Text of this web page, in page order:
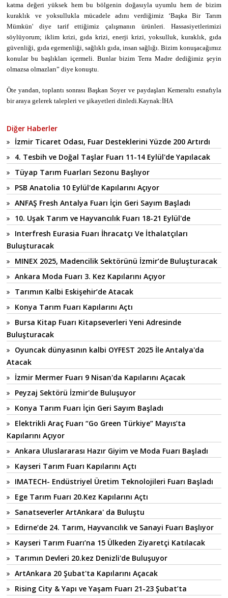
katma değeri yüksek hem bu bölgenin doğasıyla uyumlu hem de bizim
kuraklık ve yoksullukla mücadele adını verdiğimiz ‘Başka Bir Tarım
Mümkün' diye tarif ettiğimiz çalışmanın ürünleri. Hassasiyetlerimizi
söylüyorum; iklim krizi, gıda krizi, enerji krizi, yoksulluk, kuraklık, gıda
güvenliği, gıda egemenliği, sağlıklı gıda, insan sağlığı. Bizim konuşacağımız
konular bu başlıkları içermeli. Bunlar bizim Terra Madre dediğimiz şeyin
olmazsa olmazları” diye konuştu.
Öte yandan, toplantı sonrası Başkan Soyer ve paydaşları Kemeraltı esnafıyla
bir araya gelerek talepleri ve şikayetleri dinledi.Kaynak:İHA
Diğer Haberler
İzmir Ticaret Odası, Fuar Desteklerini Yüzde 200 Artırdı
4. Tesbih ve Doğal Taşlar Fuarı 11-14 Eylül'de Yapılacak
Tüyap Tarım Fuarları Sezonu Başlıyor
PSB Anatolia 10 Eylül'de Kapılarını Açıyor
ANFAŞ Fresh Antalya Fuarı İçin Geri Sayım Başladı
10. Uşak Tarım ve Hayvancılık Fuarı 18-21 Eylül'de
Interfresh Eurasia Fuarı İhracatçı Ve İthalatçıları
Buluşturacak
MINEX 2025, Madencilik Sektörünü İzmir’de Buluşturacak
Ankara Moda Fuarı 3. Kez Kapılarını Açıyor
Tarımın Kalbi Eskişehir’de Atacak
Konya Tarım Fuarı Kapılarını Açtı
Bursa Kitap Fuarı Kitapseverleri Yeni Adresinde
Buluşturacak
Oyuncak dünyasının kalbi OYFEST 2025 İle Antalya'da
Atacak
İzmir Mermer Fuarı 9 Nisan'da Kapılarını Açacak
Peyzaj Sektörü İzmir'de Buluşuyor
Konya Tarım Fuarı İçin Geri Sayım Başladı
Elektrikli Araç Fuarı “Go Green Türkiye” Mayıs’ta
Kapılarını Açıyor
Ankara Uluslararası Hazır Giyim ve Moda Fuarı Başladı
Kayseri Tarım Fuarı Kapılarını Açtı
IMATECH- Endüstriyel Üretim Teknolojileri Fuarı Başladı
Ege Tarım Fuarı 20.Kez Kapılarını Açtı
Sanatseverler ArtAnkara' da Buluştu
Edirne’de 24. Tarım, Hayvancılık ve Sanayi Fuarı Başlıyor
Kayseri Tarım Fuarı’na 15 Ülkeden Ziyaretçi Katılacak
Tarımın Devleri 20.kez Denizli'de Buluşuyor
ArtAnkara 20 Şubat'ta Kapılarını Açacak
Rising City & Yapı ve Yaşam Fuarı 21-23 Şubat’ta